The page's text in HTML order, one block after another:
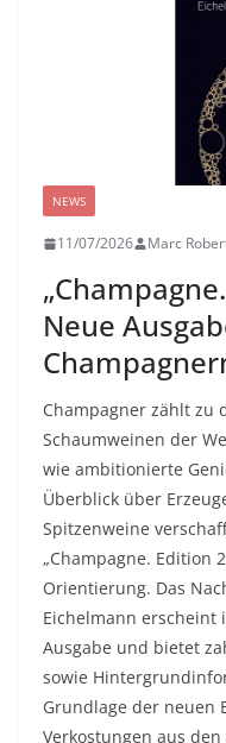
NEWS
11/07/2026 Marc
Neue
Champagner zählt zu
Schaumweinen der
wie ambitionierte
Überblick über
Spitzenweine
„Champagne. Edition
Orientierung. Das
Eichelmann
Ausgabe und bietet
sowie
Grundlage der neuen
Verkostungen aus